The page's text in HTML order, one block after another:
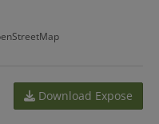
Download Expose